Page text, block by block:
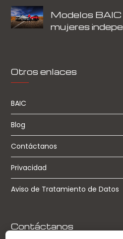
Modelos BAIC
mujeres
Otros enlaces
BAIC
Blog
Contáctanos
Privacidad
Aviso de Tratamiento de Datos
Contáctanos